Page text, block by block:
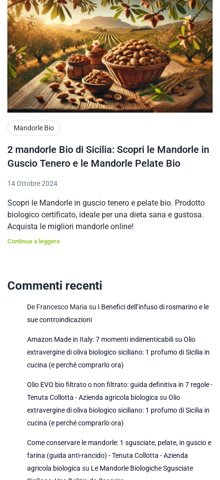
Mandorle Bio
2 mandorle Bio di Sicilia: Scopri le Mandorle in
Guscio Tenero e le Mandorle Pelate Bio
14 Ottobre 2024
Scopri le Mandorle in guscio tenero e pelate bio. Prodotto
biologico certificato, ideale per una dieta sana e gustosa.
Acquista le migliori mandorle online!
Continua a leggere
Commenti recenti
De Francesco Maria su I Benefici dell’infuso di rosmarino e le
sue controindicazioni
Amazon Made in Italy: 7 momenti indimenticabilisu Olio
extravergine di oliva biologico siciliano: 1 profumo di Sicilia in
cucina (e perché comprarlo ora)
Olio EVO bio filtrato o non filtrato: guida definitiva in 7 regole -
Tenuta Collotta - Azienda agricola biologica su Olio
extravergine di oliva biologico siciliano: 1 profumo di Sicilia in
cucina (e perché comprarlo ora)
Come conservare le mandorle: 1 sgusciate, pelate, in guscio e
farina (guida anti-rancido) - Tenuta Collotta - Azienda
agricola biologica su Le Mandorle Biologiche Sgusciate